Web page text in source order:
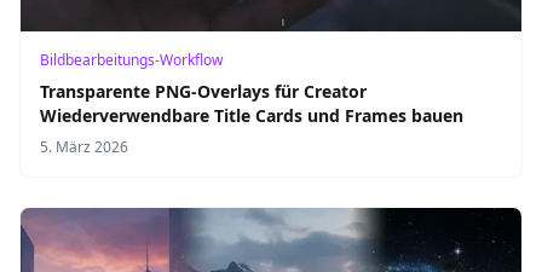
Bildbearbeitungs-Workflow
Transparente PNG-Overlays für Creator
Wiederverwendbare Title Cards und Frames bauen
5. März 2026